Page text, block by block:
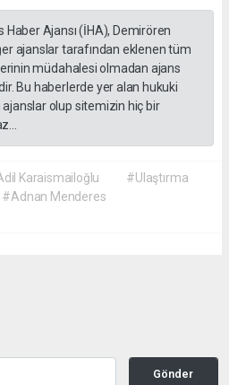
Haber Ajansı (İHA), Demirören
ajanslar tarafından eklenen tüm
müdahalesi olmadan ajans
Bu haberlerde yer alan hukuki
olup sitemizin hiç bir
Karaismailoğlu
#Ulaştırma
#Adnan Menderes
Gönder